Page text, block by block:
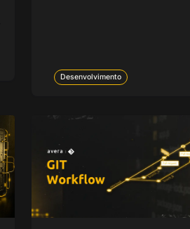
Desenvolvimento